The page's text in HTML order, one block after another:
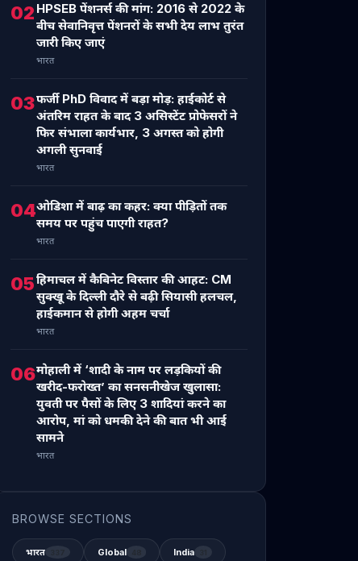
02 HPSEB पेंशनर्स की मांग: 2016 से 2022 के
बीच सेवानिवृत्त पेंशनरों के सभी देय लाभ तुरंत
जारी किए जाएं
भारत
03फर्जी PhD विवाद में बड़ा मोड़: हाईकोर्ट से
अंतरिम राहत के बाद 3 असिस्टेंट प्रोफेसरों ने
फिर संभाला कार्यभार, 3 अगस्त को होगी
अगली सुनवाई
भारत
04ओडिशा में बाढ़ का कहर: क्या पीड़ितों तक
समय पर पहुंच पाएगी राहत?
भारत
05हिमाचल में कैबिनेट विस्तार की आहट: CM
सुक्खू के दिल्ली दौरे से बढ़ी सियासी हलचल,
हाईकमान से होगी अहम चर्चा
भारत
06मोहाली में ‘शादी के नाम पर लड़कियों की
खरीद-फरोख्त’ का सनसनीखेज खुलासा:
युवती पर पैसों के लिए 3 शादियां करने का
आरोप, मां को धमकी देने की बात भी आई
सामने
भारत
BROWSE SECTIONS
भारत Global India